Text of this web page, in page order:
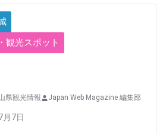
観光スポット
県観光情報 Japan Web Magazine 編集部
7日